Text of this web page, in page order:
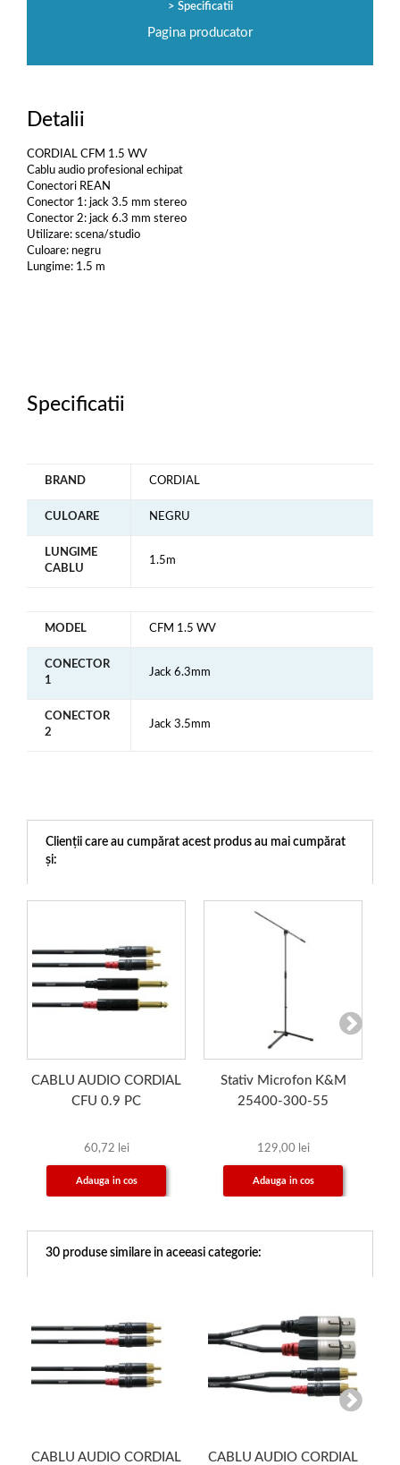
Specificatii
Pagina producator
Detalii
CORDIAL CFM 1.5 WV
Cablu audio profesional echipat
Conectori REAN
Conector 1: jack 3.5 mm stereo
Conector 2: jack 6.3 mm stereo
Utilizare: scena/studio
Culoare: negru
Lungime: 1.5 m
Specificatii
BRAND CORDIAL
CULOARE NEGRU
LUNGIME
CABLU
1.5m
MODEL CFM 1.5 WV
CONECTOR
1
Jack 6.3mm
CONECTOR
2
Jack 3.5mm
Clienții care au cumpărat acest produs au mai cumpărat
și:
CABLU AUDIO CORDIAL
CFU 0.9 PC
60,72 lei
Adauga in cos
Stativ Microfon K&M
25400-300-55
129,00 lei
Adauga in cos
30 produse similare in aceeasi categorie:
CABLU AUDIO CORDIAL
CABLU AUDIO CORDIAL